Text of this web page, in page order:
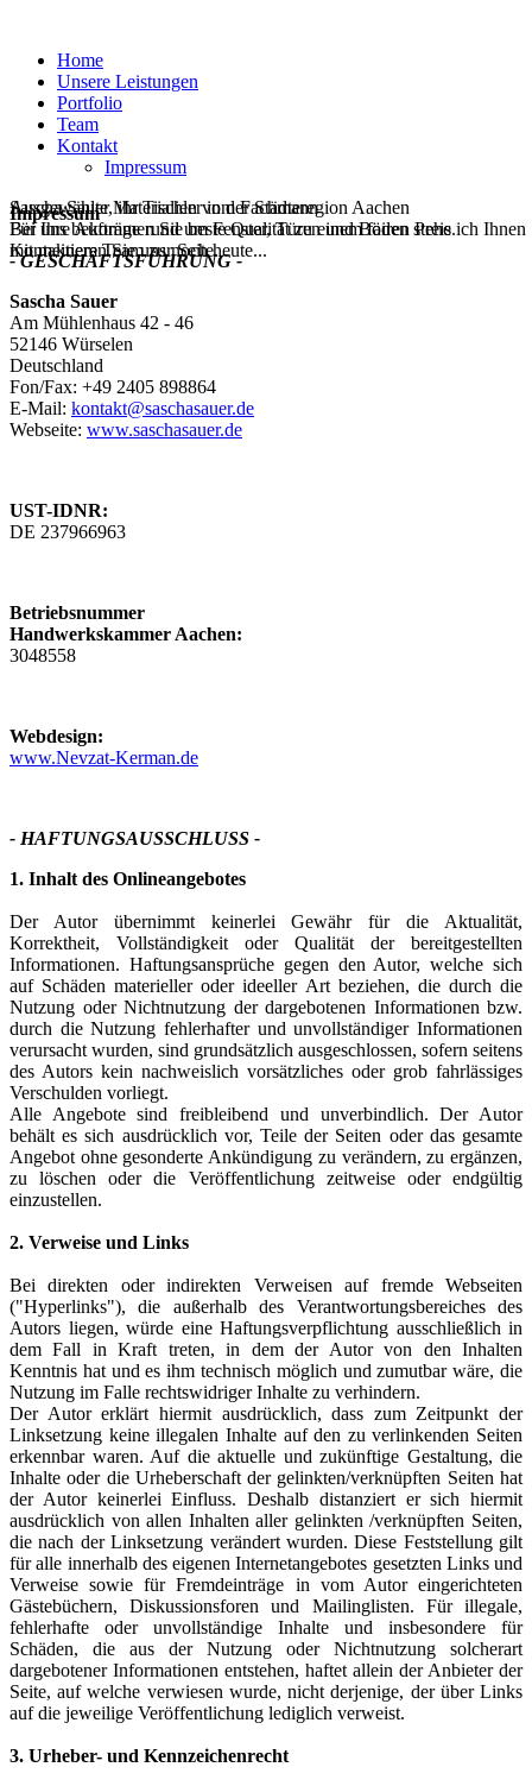
Home
Unsere Leistungen
Portfolio
Team
Kontakt
Impressum
Sascha Sauer, ihr Tischler in der Städteregion Aachen
Für Ihre Aufträge rund um Fenster, Türen und Böden stehe ich Ihnen
mit meinem Team zur Seite.
Ausgewählte Materialien vom Fachmann
Bei uns bekommen Sie beste Qualität zu einem fairen Preis.
Kontaktieren Sie uns noch heute...
Impressum
- GESCHÄFTSFÜHRUNG -
Sascha Sauer
Am Mühlenhaus 42 - 46
52146 Würselen
Deutschland
Fon/Fax: +49 2405 898864
E-Mail: kontakt@saschasauer.de
Webseite: www.saschasauer.de
UST-IDNR:
DE 237966963
Betriebsnummer
Handwerkskammer Aachen:
3048558
Webdesign:
www.Nevzat-Kerman.de
- HAFTUNGSAUSSCHLUSS -
1. Inhalt des Onlineangebotes
Der Autor übernimmt keinerlei Gewähr für die Aktualität,
Korrektheit, Vollständigkeit oder Qualität der bereitgestellten
Informationen. Haftungsansprüche gegen den Autor, welche sich
auf Schäden materieller oder ideeller Art beziehen, die durch die
Nutzung oder Nichtnutzung der dargebotenen Informationen bzw.
durch die Nutzung fehlerhafter und unvollständiger Informationen
verursacht wurden, sind grundsätzlich ausgeschlossen, sofern seitens
des Autors kein nachweislich vorsätzliches oder grob fahrlässiges
Verschulden vorliegt.
Alle Angebote sind freibleibend und unverbindlich. Der Autor
behält es sich ausdrücklich vor, Teile der Seiten oder das gesamte
Angebot ohne gesonderte Ankündigung zu verändern, zu ergänzen,
zu löschen oder die Veröffentlichung zeitweise oder endgültig
einzustellen.
2. Verweise und Links
Bei direkten oder indirekten Verweisen auf fremde Webseiten
("Hyperlinks"), die außerhalb des Verantwortungsbereiches des
Autors liegen, würde eine Haftungsverpflichtung ausschließlich in
dem Fall in Kraft treten, in dem der Autor von den Inhalten
Kenntnis hat und es ihm technisch möglich und zumutbar wäre, die
Nutzung im Falle rechtswidriger Inhalte zu verhindern.
Der Autor erklärt hiermit ausdrücklich, dass zum Zeitpunkt der
Linksetzung keine illegalen Inhalte auf den zu verlinkenden Seiten
erkennbar waren. Auf die aktuelle und zukünftige Gestaltung, die
Inhalte oder die Urheberschaft der gelinkten/verknüpften Seiten hat
der Autor keinerlei Einfluss. Deshalb distanziert er sich hiermit
ausdrücklich von allen Inhalten aller gelinkten /verknüpften Seiten,
die nach der Linksetzung verändert wurden. Diese Feststellung gilt
für alle innerhalb des eigenen Internetangebotes gesetzten Links und
Verweise sowie für Fremdeinträge in vom Autor eingerichteten
Gästebüchern, Diskussionsforen und Mailinglisten. Für illegale,
fehlerhafte oder unvollständige Inhalte und insbesondere für
Schäden, die aus der Nutzung oder Nichtnutzung solcherart
dargebotener Informationen entstehen, haftet allein der Anbieter der
Seite, auf welche verwiesen wurde, nicht derjenige, der über Links
auf die jeweilige Veröffentlichung lediglich verweist.
3. Urheber- und Kennzeichenrecht